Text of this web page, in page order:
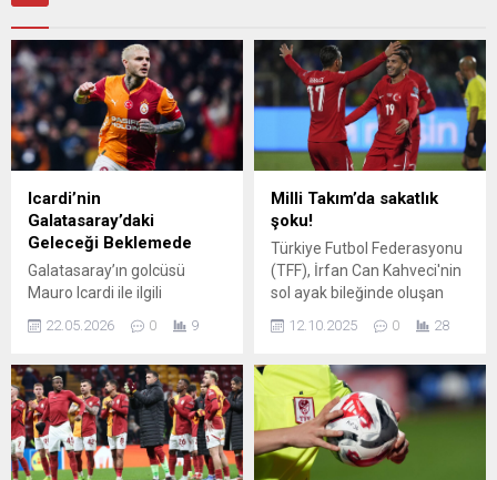
Icardi’nin
Galatasaray’daki
Geleceği Beklemede
Galatasaray’ın golcüsü
Mauro Icardi ile ilgili
oyuncu ve menajeriyle
iletti; şimdi yanıt bekleniyor.
Icardi’nin takım içindeki rolü
ve kulübe yaptığı katkılar,
transfer sürecini
belirleyecek ana etkenler
22.05.2026 0 9
Milli Takım’da sakatlık
şoku!
Türkiye Futbol Federasyonu
(TFF), İrfan Can Kahveci'nin
sol ayak bileğinde oluşan
kadrodan çıkarıldığını
12.10.2025 0 28